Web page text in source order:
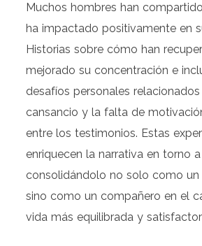
Muchos hombres han
ha impactado positivamente en
Historias sobre cómo han
mejorado su concentración e
desafíos personales
cansancio y la falta de
entre los testimonios. Estas
enriquecen la narrativa en torno
consolidándolo no solo como
sino como un compañero en el
vida más equilibrada y